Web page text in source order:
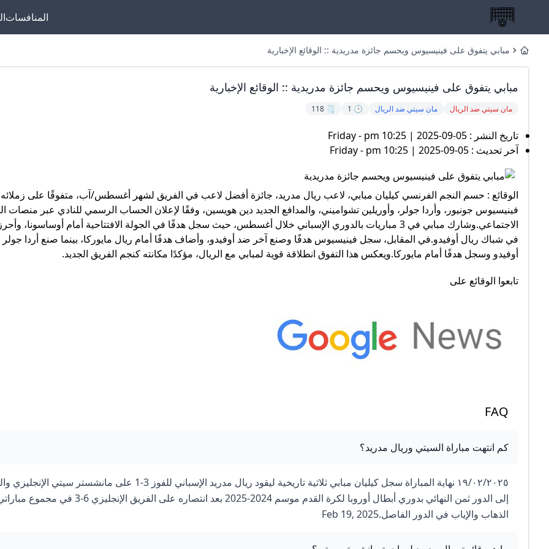
المنافسات
Homeمبابي يتفوق على فينيسيوس ويحسم جائزة مدريدية :: الوقائع الإخبارية
مبابي يتفوق على فينيسيوس ويحسم جائزة مدريدية :: الوقائع الإخبارية
مان سيتي ضد الريال مان سيتي ضد الريال 🕒 1
🗒️ 118
تاريخ النشر : Friday - pm 10:25 | 2025-09-05
آخر تحديث : Friday - pm 10:25 | 2025-09-05
الوقائع : حسم النجم الفرنسي كيليان مبابي، لاعب ريال مدريد، جائزة أفضل لاعب في الفريق لشهر أغسطس/آب، متفوقًا على زملائه
فينيسيوس جونيور، وأردا جولر، وأوريلين تشواميني، والمدافع الجديد دين هويسين، وفقًا لإعلان الحساب الرسمي للنادي عبر منصات
الاجتماعي.وشارك مبابي في 3 مباريات بالدوري الإسباني خلال أغسطس، حيث سجل هدفًا في الجولة الافتتاحية أمام أوساسونا،
في شباك ريال أوفيدو.في المقابل، سجل فينيسيوس هدفًا وصنع آخر ضد أوفيدو، وأضاف هدفًا أمام ريال مايوركا، بينما صنع أردا
أوفيدو وسجل هدفًا أمام مايوركا.ويعكس هذا التفوق انطلاقة قوية لمبابي مع الريال، مؤكدًا مكانته كنجم الفريق الجديد.
تابعوا الوقائع على
FAQ
كم انتهت مباراة السيتي وريال مدريد؟
١٩/٠٢/٢٠٢٥ نهاية المباراة سجل كيليان مبابي ثلاثية تاريخية ليقود ريال مدريد الإسباني للفوز 3-1 على مانشستر سيتي
إلى الدور ثمن النهائي بدوري أبطال أوروبا لكرة القدم موسم 2024-2025 بعد انتصاره على الفريق الإنجليزي 6-3 في مجموع
الذهاب والإياب في الدور الفاصل.Feb 19, 2025
سيتي ضد الريال، أو
المباريات القادمة،
دوري الأبطال
القمة، فنحن نوفر